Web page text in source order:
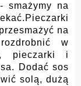
smażymy na
na
w
pieczarki i
Dodać sos
solą, dużą